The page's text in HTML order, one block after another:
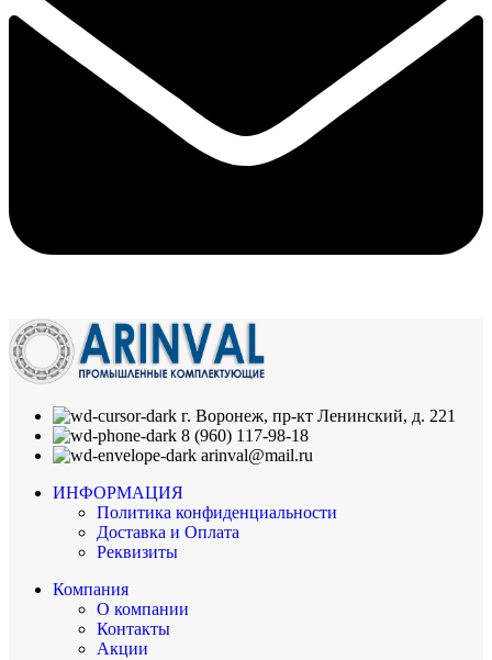
г. Воронеж, пр-кт Ленинский, д. 221
8 (960) 117-98-18
arinval@mail.ru
ИНФОРМАЦИЯ
Политика конфиденциальности
Доставка и Оплата
Реквизиты
Компания
О компании
Контакты
Акции